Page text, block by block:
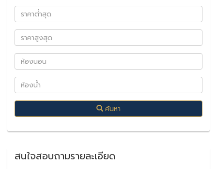
ค้นหา
สนใจสอบถามรายละเอียด